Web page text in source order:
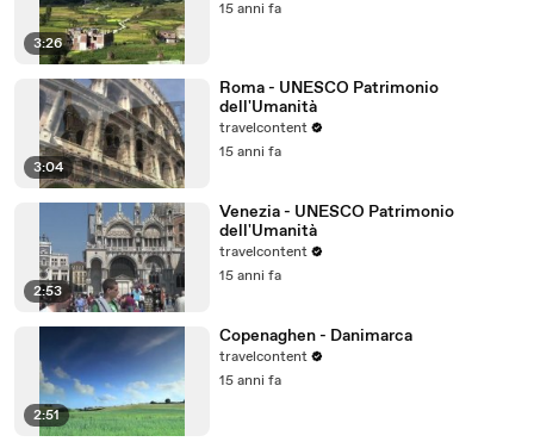
3:26
15 anni fa
3:04
Roma - UNESCO Patrimonio
dell'Umanità
travelcontent
15 anni fa
2:53
Venezia - UNESCO Patrimonio
dell'Umanità
travelcontent
15 anni fa
2:51
Copenaghen - Danimarca
travelcontent
15 anni fa